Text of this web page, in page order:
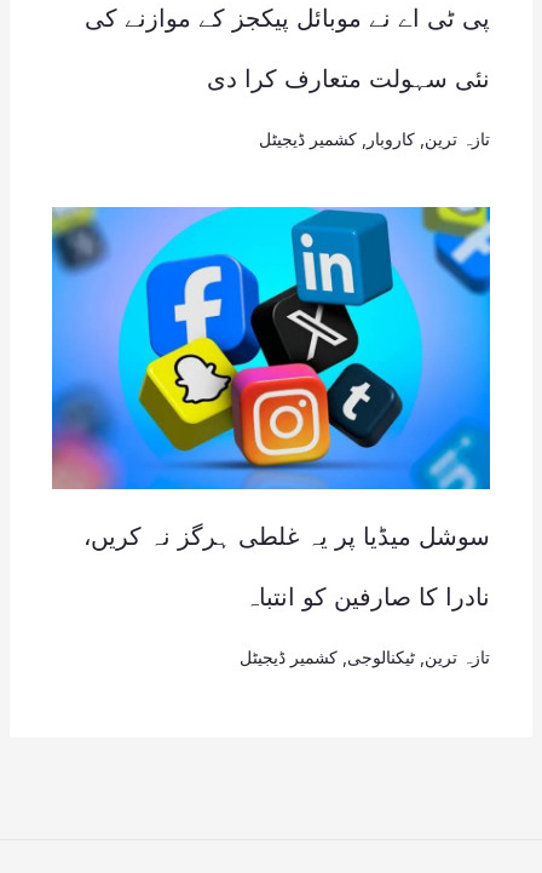
پی ٹی اے نے موبائل پیکجز کے موازنے کی
نئی سہولت متعارف کرا دی
تازہ ترین کاروبار کشمیر ڈیجیٹل
سوشل میڈیا پر یہ غلطی ہرگز نہ کریں،
نادرا کا صارفین کو انتباہ
تازہ ترین ٹیکنالوجی کشمیر ڈیجیٹل